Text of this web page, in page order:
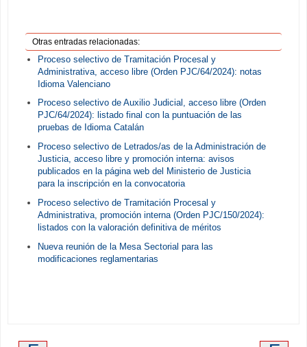
Otras entradas relacionadas:
Proceso selectivo de Tramitación Procesal y
Administrativa, acceso libre (Orden PJC/64/2024): notas
Idioma Valenciano
Proceso selectivo de Auxilio Judicial, acceso libre (Orden
PJC/64/2024): listado final con la puntuación de las
pruebas de Idioma Catalán
Proceso selectivo de Letrados/as de la Administración de
Justicia, acceso libre y promoción interna: avisos
publicados en la página web del Ministerio de Justicia
para la inscripción en la convocatoria
Proceso selectivo de Tramitación Procesal y
Administrativa, promoción interna (Orden PJC/150/2024):
listados con la valoración definitiva de méritos
Nueva reunión de la Mesa Sectorial para las
modificaciones reglamentarias